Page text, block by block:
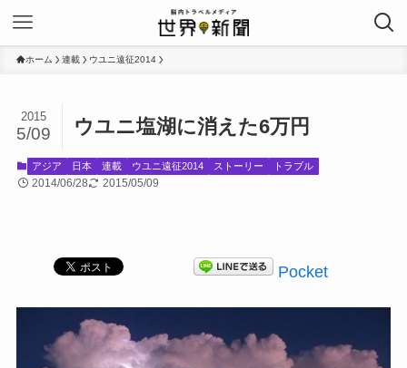
ホーム 連載 ウユニ遠征2014
ウユニ塩湖に消えた6万円
2015
5/09
アジア 日本 連載 ウユニ遠征2014 ストーリー トラブル
2014/06/28 2015/05/09
Pocket